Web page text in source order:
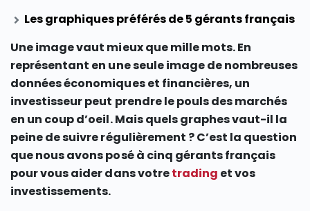
Les graphiques préférés de 5 gérants français
Une image vaut mieux que mille mots. En
représentant en une seule image de nombreuses
données économiques et financières, un
investisseur peut prendre le pouls des marchés
en un coup d’oeil. Mais quels graphes vaut-il la
peine de suivre régulièrement ? C’est la question
que nous avons posé à cinq gérants français
pour vous aider dans votretrading et vos
investissements.